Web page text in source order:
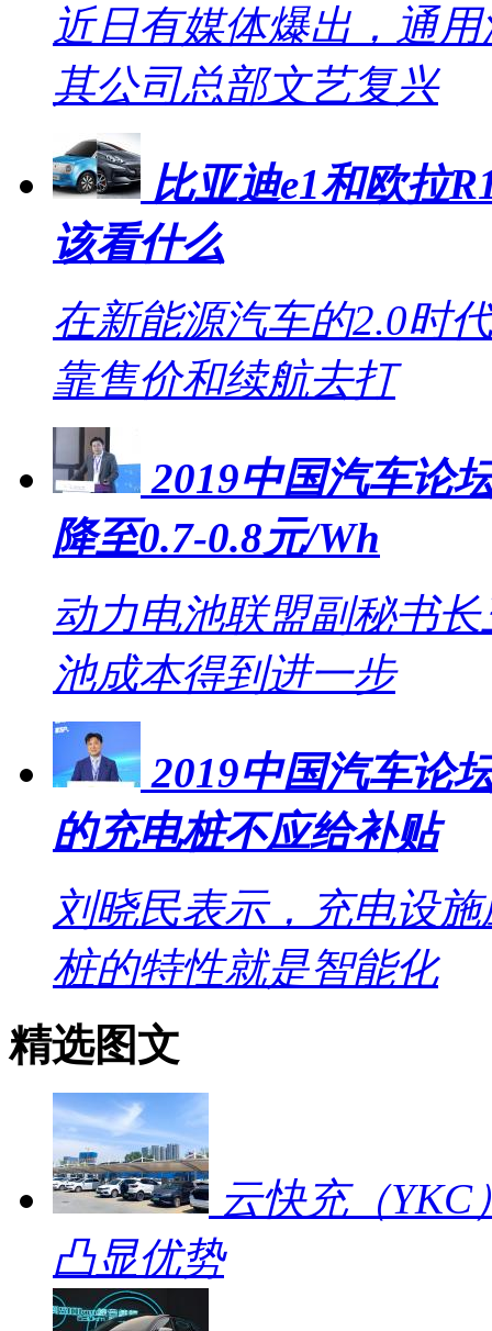
近日有媒体爆出，通
其公司总部文艺复兴
比亚迪e1和欧拉
该看什么
在新能源汽车的2.0时
靠售价和续航去打
2019中国汽车论
降至0.7-0.8元/Wh
动力电池联盟副秘书
池成本得到进一步
2019中国汽车论
的充电桩不应给补贴
刘晓民表示，充电设
桩的特性就是智能化
精选图文
云快充（YKC
凸显优势